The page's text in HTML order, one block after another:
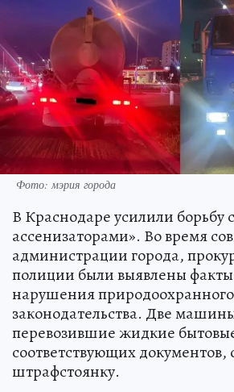
Фото: мэрия города
В Краснодаре усилили борьбу
ассенизаторами». Во время
администрации города,
полиции были выявлены факты
нарушения природоохранного
законодательства. Две
перевозившие жидкие
соответствующих
штрафстоянку.